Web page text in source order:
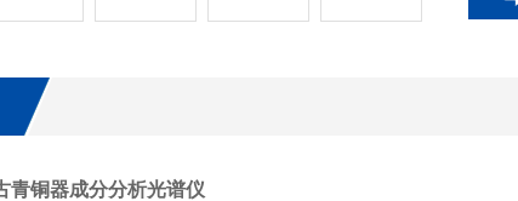
青铜器成分分析光谱仪